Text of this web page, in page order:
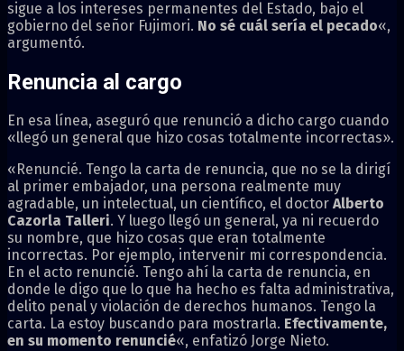
sigue a los intereses permanentes del Estado, bajo el
gobierno del señor Fujimori. No sé cuál sería el pecado«,
argumentó.
Renuncia al cargo
En esa línea, aseguró que renunció a dicho cargo cuando
«llegó un general que hizo cosas totalmente incorrectas».
«Renuncié. Tengo la carta de renuncia, que no se la dirigí
al primer embajador, una persona realmente muy
agradable, un intelectual, un científico, el doctor Alberto
Cazorla Talleri. Y luego llegó un general, ya ni recuerdo
su nombre, que hizo cosas que eran totalmente
incorrectas. Por ejemplo, intervenir mi correspondencia.
En el acto renuncié. Tengo ahí la carta de renuncia, en
donde le digo que lo que ha hecho es falta administrativa,
delito penal y violación de derechos humanos. Tengo la
carta. La estoy buscando para mostrarla. Efectivamente,
en su momento renuncié«, enfatizó Jorge Nieto.